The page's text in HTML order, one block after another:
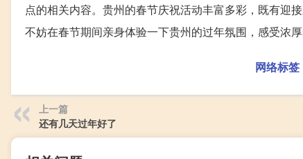
点的相关内容。贵州的春节庆祝活动丰富多彩，既有迎
不妨在春节期间亲身体验一下贵州的过年氛围，感受浓厚
网络标签
上一篇
还有几天过年好了